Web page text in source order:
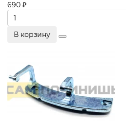
690 ₽
В корзину